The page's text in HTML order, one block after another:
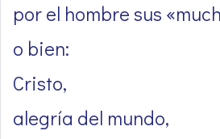
por el hombre sus
o bien:
Cristo,
alegría del mundo,